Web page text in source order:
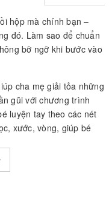
hộp mà chính bạn –
đó. Làm sao để chuẩn
bỡ ngỡ khi bước vào
cha mẹ giải tỏa những
gũi với chương trình
luyện tay theo các nét
xước, vòng, giúp bé
với các con số và
lớp 1sẽ khiến bé